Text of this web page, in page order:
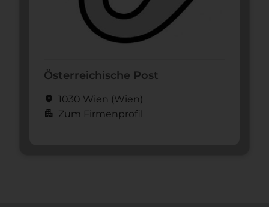
Österreichische Post
location_on 1030 Wien (Wien)
apartment Zum Firmenprofil